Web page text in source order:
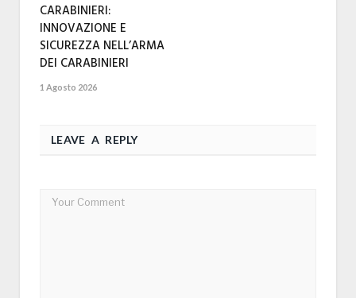
CARABINIERI:
INNOVAZIONE E
SICUREZZA NELL’ARMA
DEI CARABINIERI
1 Agosto 2026
LEAVE A REPLY